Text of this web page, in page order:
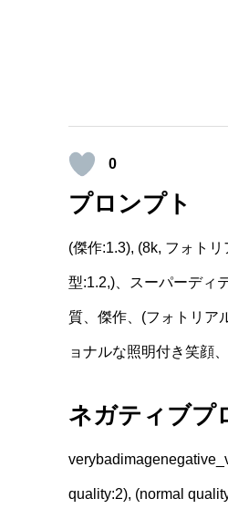
0
プロンプト
(傑作:1.3), (8k, フォト
型:1.2,)、スーパーディ
質、傑作、(フォトリア
ョナルな照明付き笑顔
ネガティブプ
quality:2), (normal